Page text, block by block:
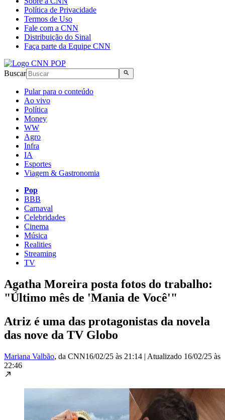
Política de Privacidade
Termos de Uso
Fale com a CNN
Distribuição do Sinal
Faça parte da Equipe CNN
Buscar
Pular para o conteúdo
Ao vivo
Política
Money
WW
Agro
Infra
IA
Esportes
Viagem & Gastronomia
Pop
BBB
Carnaval
Celebridades
Cinema
Música
Realities
Streaming
TV
Agatha Moreira posta fotos do trabalho:
"Último mês de 'Mania de Você'"
Atriz é uma das protagonistas da novela
das nove da TV Globo
Mariana Valbão, da CNN16/02/25 às 21:14 | Atualizado 16/02/25 às
22:46